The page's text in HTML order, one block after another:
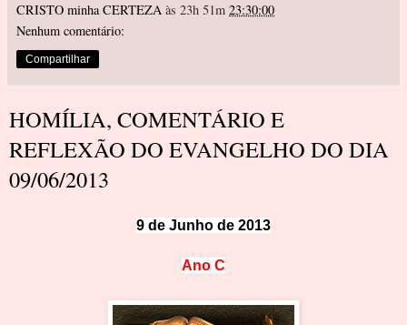
CRISTO minha CERTEZA às 23h 51m 23:30:00
Nenhum comentário:
Compartilhar
HOMÍLIA, COMENTÁRIO E
REFLEXÃO DO EVANGELHO DO DIA
09/06/2013
9 de Junho de 2013
Ano C